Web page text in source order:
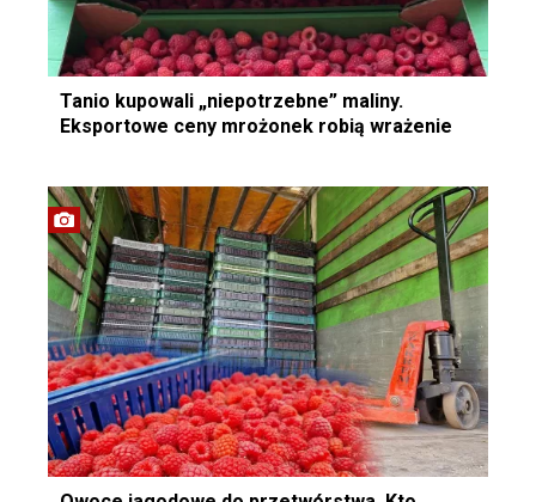
Tanio kupowali „niepotrzebne” maliny.
Eksportowe ceny mrożonek robią wrażenie